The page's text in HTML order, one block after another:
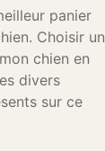
panier
Choisir un
chien en
divers
sur ce